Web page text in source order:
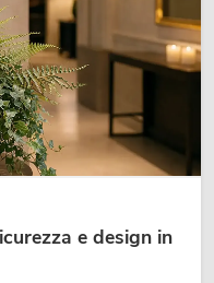
e design in